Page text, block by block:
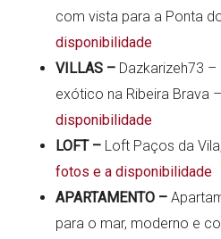
com vista para a Ponta
disponibilidade
VILLAS – Dazkarizeh73
exótico na Ribeira Brava
disponibilidade
LOFT – Loft Paços da
fotos e a disponibilidade
APARTAMENTO –
para o mar, moderno e